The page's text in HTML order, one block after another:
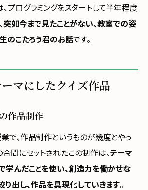
プログラミングをスタートして半年程度
突如今まで見たことがない、教室での姿
のこたろう君のお話です。
ーマにしたクイズ作品
作品制作
で、作品制作というものが幾度とやっ
合間にセットされたこの制作は、テーマ
学んだことを使い、創造力を働かせな
り出し、作品を具現化していきます。